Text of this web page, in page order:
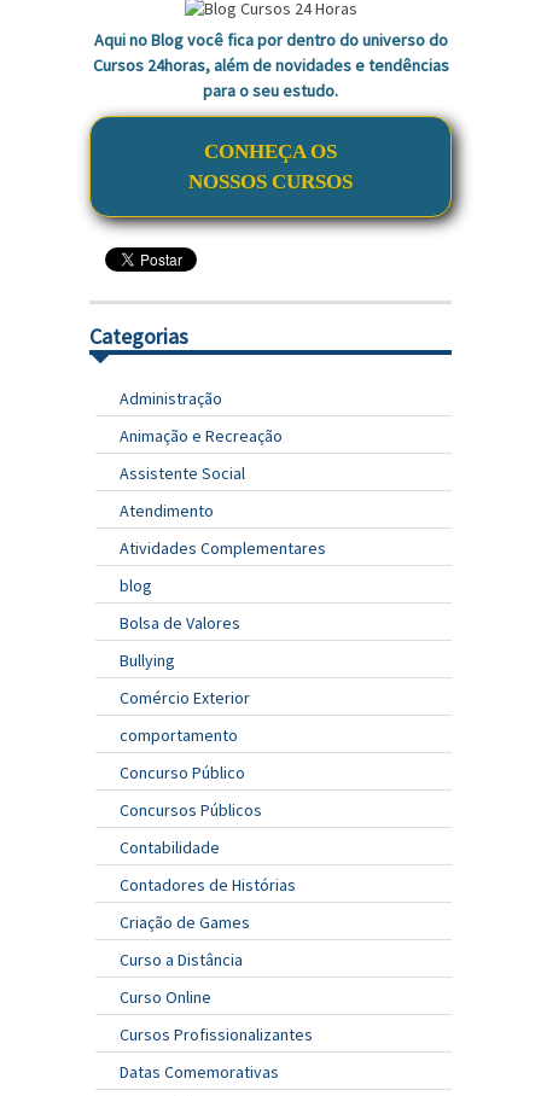
Aqui no Blog você fica por dentro do universo do
Cursos 24horas, além de novidades e tendências
para o seu estudo.
CONHEÇA OS
NOSSOS CURSOS
Categorias
Administração
Animação e Recreação
Assistente Social
Atendimento
Atividades Complementares
blog
Bolsa de Valores
Bullying
Comércio Exterior
comportamento
Concurso Público
Concursos Públicos
Contabilidade
Contadores de Histórias
Criação de Games
Curso a Distância
Curso Online
Cursos Profissionalizantes
Datas Comemorativas